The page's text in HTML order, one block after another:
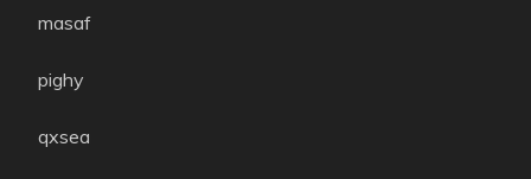
masaf
pighy
qxsea